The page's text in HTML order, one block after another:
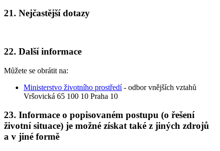
21. Nejčastější dotazy
22. Další informace
Můžete se obrátit na:
Ministerstvo životního prostředí- odbor vnějších vztahů
Vršovická 65 100 10 Praha 10
23. Informace o popisovaném postupu (o řešení
životní situace) je možné získat také z jiných zdrojů
a v jiné formě